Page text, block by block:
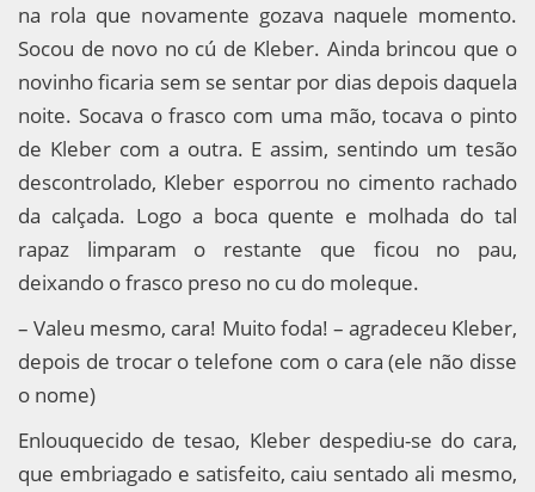
na rola que novamente gozava naquele momento.
Socou de novo no cú de Kleber. Ainda brincou que o
novinho ficaria sem se sentar por dias depois daquela
noite. Socava o frasco com uma mão, tocava o pinto
de Kleber com a outra. E assim, sentindo um tesão
descontrolado, Kleber esporrou no cimento rachado
da calçada. Logo a boca quente e molhada do tal
rapaz limparam o restante que ficou no pau,
deixando o frasco preso no cu do moleque.
– Valeu mesmo, cara! Muito foda! – agradeceu Kleber,
depois de trocar o telefone com o cara (ele não disse
o nome)
Enlouquecido de tesao, Kleber despediu-se do cara,
que embriagado e satisfeito, caiu sentado ali mesmo,